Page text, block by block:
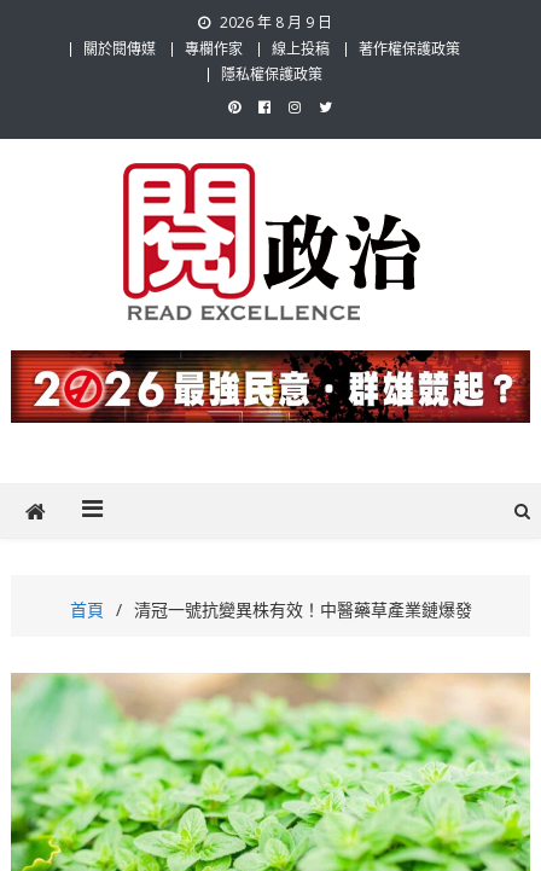
2026 年 8 月 9 日
關於閱傳媒
專欄作家 線上投稿
著作權保護政策
隱私權保護政策
閱政治 Read Gov News
題，也要專業評論，閱政治與多元的政治評論家與專欄作家邀稿合作，
讓讀者有最多元和專業的選擇。
首頁 清冠一號抗變異株有效！中醫藥草產業鏈爆發